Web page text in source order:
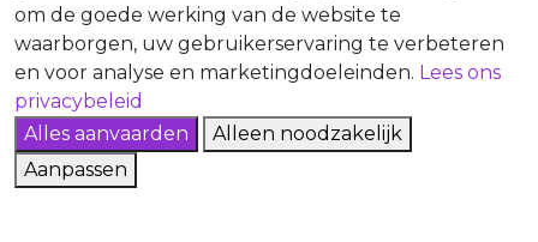
om de goede werking van de website te
waarborgen, uw gebruikerservaring te verbeteren
en voor analyse en marketingdoeleinden. Lees ons
privacybeleid
Alles aanvaarden
Alleen noodzakelijk
Aanpassen